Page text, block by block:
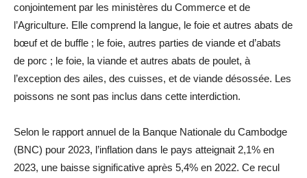
conjointement par les ministères du Commerce et de
l’Agriculture. Elle comprend la langue, le foie et autres abats de
bœuf et de buffle ; le foie, autres parties de viande et d’abats
de porc ; le foie, la viande et autres abats de poulet, à
l’exception des ailes, des cuisses, et de viande désossée. Les
poissons ne sont pas inclus dans cette interdiction.
Selon le rapport annuel de la Banque Nationale du Cambodge
(BNC) pour 2023, l’inflation dans le pays atteignait 2,1% en
2023, une baisse significative après 5,4% en 2022. Ce recul